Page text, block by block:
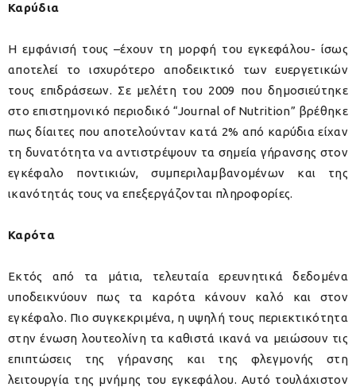
Καρύδια
Η εμφάνισή τους –έχουν τη μορφή του εγκεφάλου- ίσως
αποτελεί το ισχυρότερο αποδεικτικό των ευεργετικών
τους επιδράσεων. Σε μελέτη του 2009 που δημοσιεύτηκε
στο επιστημονικό περιοδικό “Journal of Nutrition” βρέθηκε
πως δίαιτες που αποτελούνταν κατά 2% από καρύδια είχαν
τη δυνατότητα να αντιστρέψουν τα σημεία γήρανσης στον
εγκέφαλο ποντικιών, συμπεριλαμβανομένων και της
ικανότητάς τους να επεξεργάζονται πληροφορίες.
Καρότα
Εκτός από τα μάτια, τελευταία ερευνητικά δεδομένα
υποδεικνύουν πως τα καρότα κάνουν καλό και στον
εγκέφαλο. Πιο συγκεκριμένα, η υψηλή τους περιεκτικότητα
στην ένωση λουτεολίνη τα καθιστά ικανά να μειώσουν τις
επιπτώσεις της γήρανσης και της φλεγμονής στη
λειτουργία της μνήμης του εγκεφάλου. Αυτό τουλάχιστον